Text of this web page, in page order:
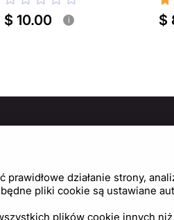
$ 10.00 i $
Regulamin
Polityka
działanie strony,
pliki cookie są ustawiane
plików cookie innych